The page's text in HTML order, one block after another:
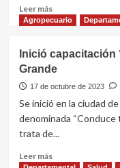
Leer másLeer
más
fotográfica
a
100
años
monumento
a
Batalla
Agropecuario
Inició
Grande
17 de octubre de 2023
Se inició en la ciudad
denominada “Conduce
trata de...
Leer másLeer